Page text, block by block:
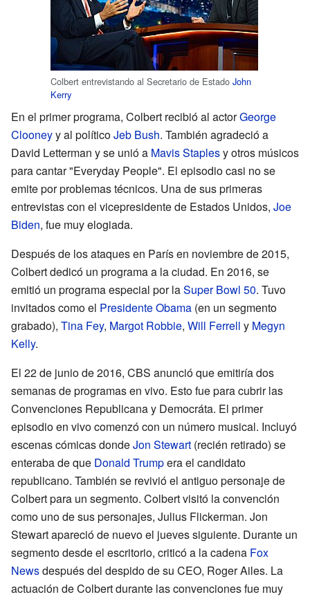
Colbert entrevistando al Secretario de Estado John
Kerry
En el primer programa, Colbert recibió al actorGeorge
Clooneyy al políticoJeb Bush. También agradeció a
David Letterman y se unió a Mavis Staplesy otros músicos
para cantar "Everyday People". El episodio casi no se
emite por problemas técnicos. Una de sus primeras
entrevistas con el vicepresidente de Estados Unidos, Joe
Biden, fue muy elogiada.
Después de los ataques en París en noviembre de 2015,
Colbert dedicó un programa a la ciudad. En 2016, se
emitió un programa especial por laSuper Bowl 50. Tuvo
invitados como el Presidente Obama (en un segmento
grabado), Tina Fey, Margot Robbie, Will Ferrell y Megyn
Kelly.
El 22 de junio de 2016, CBS anunció que emitiría dos
semanas de programas en vivo. Esto fue para cubrir las
Convenciones Republicana y Democráta. El primer
episodio en vivo comenzó con un número musical. Incluyó
escenas cómicas dondeJon Stewart (recién retirado) se
enteraba de que Donald Trumpera el candidato
republicano. También se revivió el antiguo personaje de
Colbert para un segmento. Colbert visitó la convención
como uno de sus personajes, Julius Flickerman. Jon
Stewart apareció de nuevo el jueves siguiente. Durante un
segmento desde el escritorio, criticó a la cadena Fox
Newsdespués del despido de su CEO, Roger Ailes. La
actuación de Colbert durante las convenciones fue muy